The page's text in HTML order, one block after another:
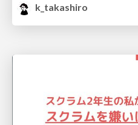
k_takashiro